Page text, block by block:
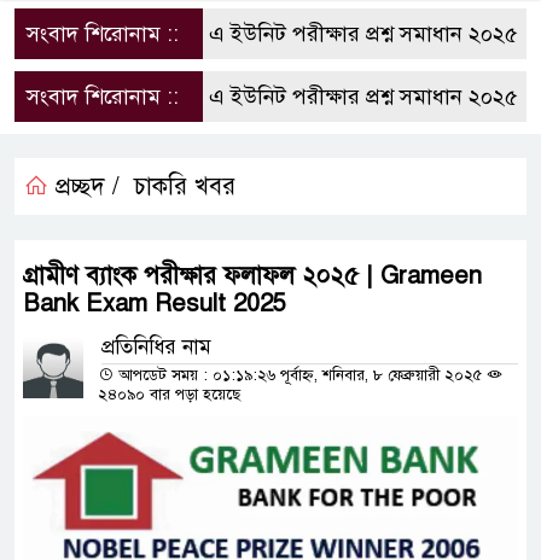
সংবাদ শিরোনাম ::রাবি এ ইউনিট পরীক্ষার প্রশ্ন সমাধান ২০২৫ |
সংবাদ শিরোনাম ::রাবি এ ইউনিট পরীক্ষার প্রশ্ন সমাধান ২০২৫ |
প্রচ্ছদ / চাকরি খবর
গ্রামীণ ব্যাংক পরীক্ষার ফলাফল ২০২৫ | Grameen
Bank Exam Result 2025
প্রতিনিধির নাম
আপডেট সময় : ০১:১৯:২৬ পূর্বাহ্ন, শনিবার, ৮ ফেব্রুয়ারী ২০২৫
২৪০৯০ বার পড়া হয়েছে